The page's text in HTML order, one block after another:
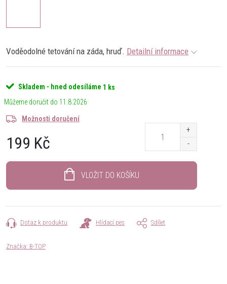
Voděodolné tetování na záda, hruď. Detailní informace
Skladem - hned odesíláme 1 ks
11.8.2026
Možnosti doručení
199 Kč
VLOŽIT DO KOŠÍKU
Dotaz k produktu Hlídací pes Sdílet
Značka: B-TOP